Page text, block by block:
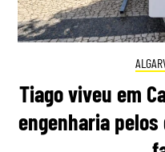
Tiago viveu em
engenharia